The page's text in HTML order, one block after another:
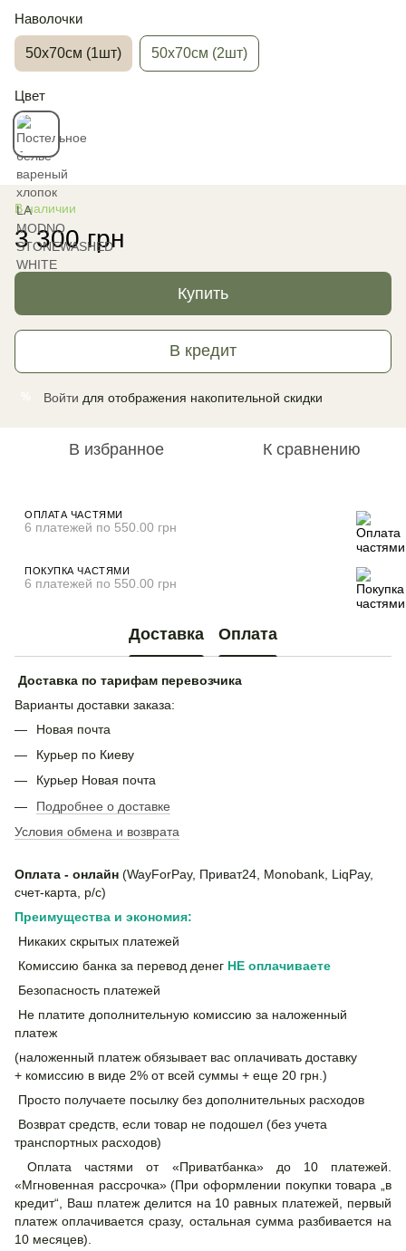
Наволочки
50х70см (1шт) 50х70см (2шт)
Цвет
В наличии
3 300 грн
Купить
В кредит
Войти для отображения накопительной скидки
В избранное К сравнению
ОПЛАТА ЧАСТЯМИ
6 платежей по 550.00 грн
ПОКУПКА ЧАСТЯМИ
6 платежей по 550.00 грн
Доставка Оплата
Доставка по тарифам перевозчика
Варианты доставки заказа:
Новая почта
Курьер по Киеву
Курьер Новая почта
Подробнее о доставке
Условия обмена и возврата
Оплата - онлайн (WayForPay, Приват24, Monobank, LiqPay,
счет-карта, р/с)
Преимущества и экономия:
Никаких скрытых платежей
Комиссию банка за перевод денег НЕ оплачиваете
Безопасность платежей
Не платите дополнительную комиссию за наложенный
платеж
(наложенный платеж обязывает вас оплачивать доставку
+ комиссию в виде 2% от всей суммы + еще 20 грн.)
Просто получаете посылку без дополнительных расходов
Возврат средств, если товар не подошел (без учета
транспортных расходов)
Оплата частями от «Приватбанка» до 10 платежей.
«Мгновенная рассрочка» (При оформлении покупки товара „в
кредит“, Ваш платеж делится на 10 равных платежей, первый
платеж оплачивается сразу, остальная сумма разбивается на
10 месяцев).